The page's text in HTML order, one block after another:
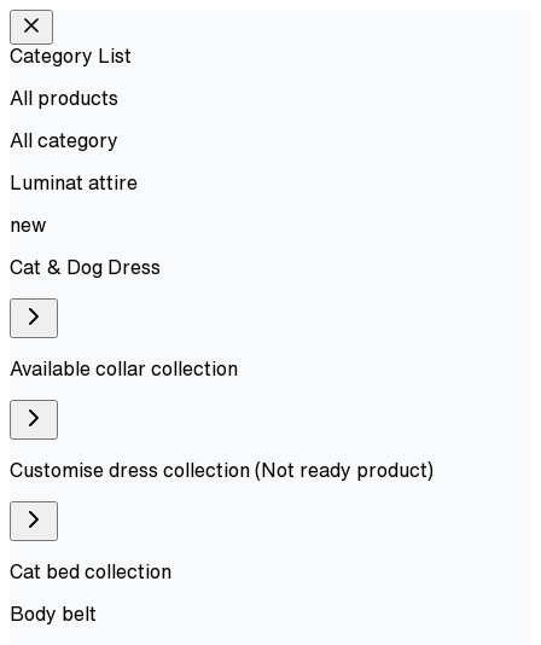
Category List
All products
All category
Luminat attire
new
Cat & Dog Dress
Available collar collection
Customise dress collection (Not ready product)
Cat bed collection
Body belt